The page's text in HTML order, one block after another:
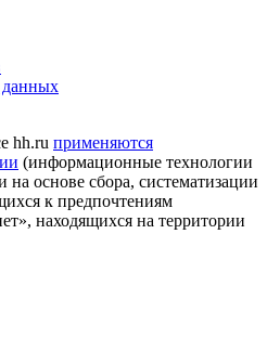
данных
hh.ru применяются
(информационные технологии
основе сбора, систематизации
к предпочтениям
находящихся на территории